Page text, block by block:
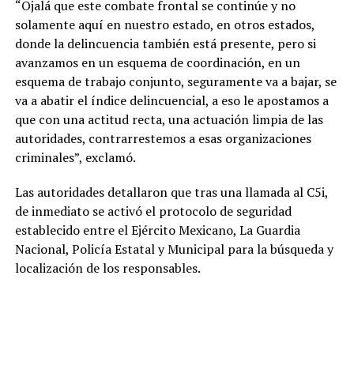
“Ojalá que este combate frontal se continúe y no
solamente aquí en nuestro estado, en otros estados,
donde la delincuencia también está presente, pero si
avanzamos en un esquema de coordinación, en un
esquema de trabajo conjunto, seguramente va a bajar, se
va a abatir el índice delincuencial, a eso le apostamos a
que con una actitud recta, una actuación limpia de las
autoridades, contrarrestemos a esas organizaciones
criminales”, exclamó.
Las autoridades detallaron que tras una llamada al C5i,
de inmediato se activó el protocolo de seguridad
establecido entre el Ejército Mexicano, La Guardia
Nacional, Policía Estatal y Municipal para la búsqueda y
localización de los responsables.